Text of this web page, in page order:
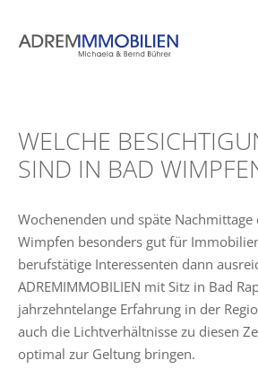
Inhalt
WELCHE
SIND IN BAD
Wochenenden und späte Nachmittage
Wimpfen besonders gut für
berufstätige Interessenten dann
ADREMIMMOBILIEN mit Sitz in Bad
jahrzehntelange Erfahrung in der
auch die Lichtverhältnisse zu diesen
optimal zur Geltung bringen.